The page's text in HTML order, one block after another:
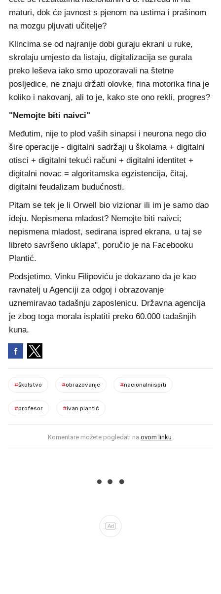
maturi, dok će javnost s pjenom na ustima i prašinom
na mozgu pljuvati učitelje?
Klincima se od najranije dobi guraju ekrani u ruke,
skrolaju umjesto da listaju, digitalizacija se gurala
preko leševa iako smo upozoravali na štetne
posljedice, ne znaju držati olovke, fina motorika fina je
koliko i nakovanj, ali to je, kako ste ono rekli, progres?
"Nemojte biti naivci"
Međutim, nije to plod vaših sinapsi i neurona nego dio
šire operacije - digitalni sadržaji u školama + digitalni
otisci + digitalni tekući računi + digitalni identitet +
digitalni novac = algoritamska egzistencija, čitaj,
digitalni feudalizam budućnosti.
Pitam se tek je li Orwell bio vizionar ili im je samo dao
ideju. Nepismena mladost? Nemojte biti naivci;
nepismena mladost, sedirana ispred ekrana, u taj se
libreto savršeno uklapa", poručio je na Facebooku
Plantić.
Podsjetimo, Vinku Filipoviću je dokazano da je kao
ravnatelj u Agenciji za odgoj i obrazovanje
uznemiravao tadašnju zaposlenicu. Državna agencija
je zbog toga morala isplatiti preko 60.000 tadašnjih
kuna.
#školstvo #obrazovanje #nacionalniispiti
#profesor #ivan plantić
Komentare možete pogledati na ovom linku
Ad